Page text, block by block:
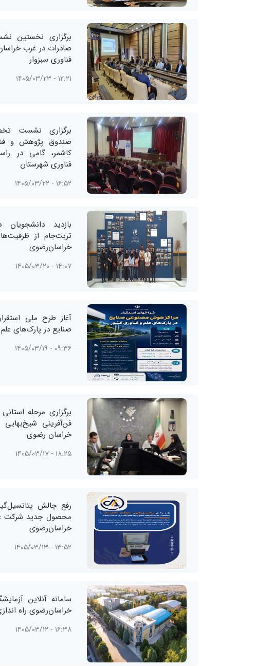
برگزاری نخستین
صادرات در غرب
فناوری سبزوار
۱۲:۲۱ - ۱۴۰۵/۰۳/۲۳
برگزاری نشست
صندوق پژوهش و
کاشمر، گامی در
فناوری شهرستان
۱۶:۵۲ - ۱۴۰۵/۰۳/۲۲
بازدید
تربت‌جام از
خراسان‌رضوی
۱۴:۰۷ - ۱۴۰۵/۰۳/۲۰
آغاز طرح ملی
صنایع در پارک‌های
۰۹:۳۶ - ۱۴۰۵/۰۳/۱۹
برگزاری مرحله
فن‌آفرینی
خراسان رضوی
۱۸:۲۵ - ۱۴۰۵/۰۳/۱۷
رفع چالش
محصول جدید شرکت
خراسان‌رضوی
۱۳:۵۲ - ۱۴۰۵/۰۳/۱۳
سامانه آنلاین
خراسان‌رضوی راه
۱۶:۳۸ - ۱۴۰۵/۰۳/۱۲